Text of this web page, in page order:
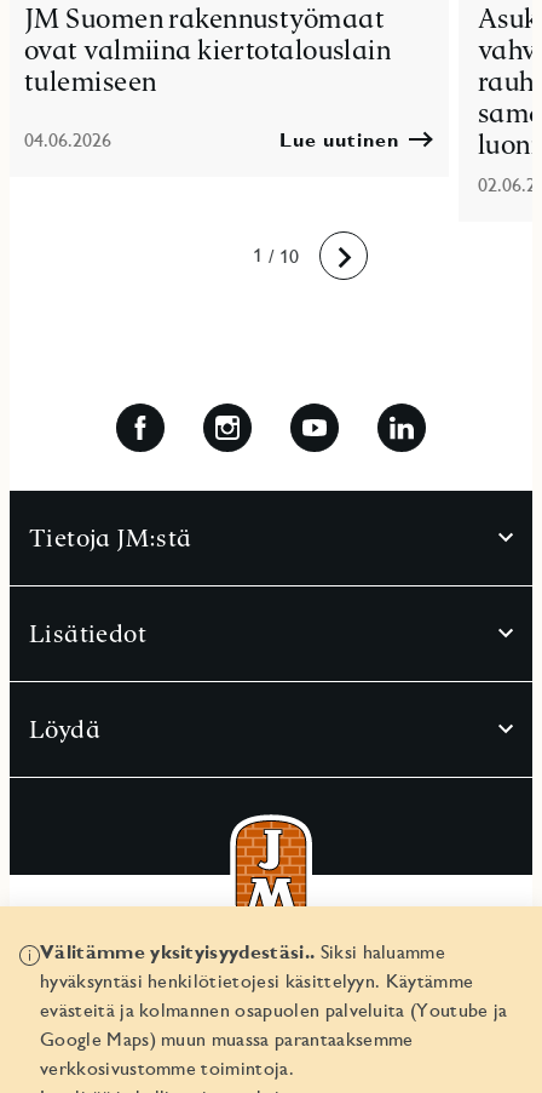
JM Suomen rakennustyömaat
ovat valmiina kiertotalouslain
tulemiseen
04.06.2026 Lue uutinen
1
2
3
4
5
6
7
8
9
10 / 10 Eteenpäin
Välitämme yksityisyydestäsi.. Siksi haluamme
hyväksyntäsi henkilötietojesi käsittelyyn. Käytämme
evästeitä ja kolmannen osapuolen palveluita (Youtube ja
Google Maps) muun muassa parantaaksemme
verkkosivustomme toimintoja.
Tietoja JM:stä
Lisätiedot
Löydä
© JM Suomi OY 2026
Yritystunnus 1974161-8